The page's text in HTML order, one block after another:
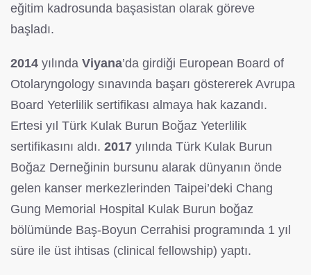
eğitim kadrosunda başasistan olarak göreve
başladı.
2014 yılında Viyana’da girdiği European Board of
Otolaryngology sınavında başarı göstererek Avrupa
Board Yeterlilik sertifikası almaya hak kazandı.
Ertesi yıl Türk Kulak Burun Boğaz Yeterlilik
sertifikasını aldı. 2017 yılında Türk Kulak Burun
Boğaz Derneğinin bursunu alarak dünyanın önde
gelen kanser merkezlerinden Taipei’deki Chang
Gung Memorial Hospital Kulak Burun boğaz
bölümünde Baş-Boyun Cerrahisi programında 1 yıl
süre ile üst ihtisas (clinical fellowship) yaptı.